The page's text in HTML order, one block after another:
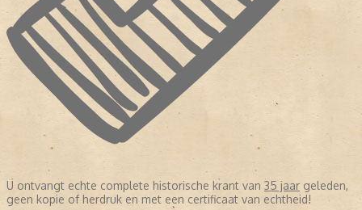
U ontvangt echte complete historische krant van 35 jaar geleden,
geen kopie of herdruk en met een certificaat van echtheid!